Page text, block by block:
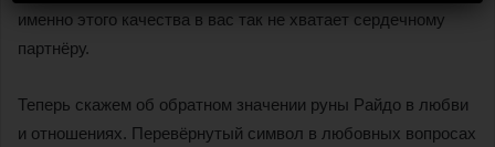
именно этого качества в вас так не хватает сердечному
партнёру.
Теперь скажем об обратном значении руны Райдо в любви
и отношениях. Перевёрнутый символ в любовных вопросах